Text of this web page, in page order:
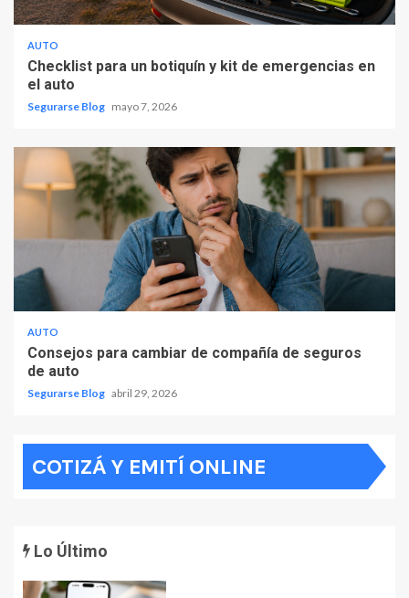
AUTO
Checklist para un botiquín y kit de emergencias en
el auto
Segurarse Blog mayo 7, 2026
AUTO
Consejos para cambiar de compañía de seguros
de auto
Segurarse Blog abril 29, 2026
COTIZÁ Y EMITÍ ONLINE
Lo Último